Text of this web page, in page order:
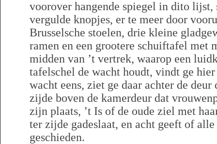
voorover hangende spiegel in dito lijst,
vergulde knopjes, er te meer door
Brusselsche stoelen, drie kleine
ramen en een grootere schuiftafel met
midden van ’t vertrek, waarop een
tafelschel de wacht houdt, vindt ge
wacht eens, ziet ge daar achter de
zijde boven de kamerdeur dat
zijn plaats, ’t Is of de oude ziel met
ter zijde gadeslaat, en acht geeft of
geschieden.